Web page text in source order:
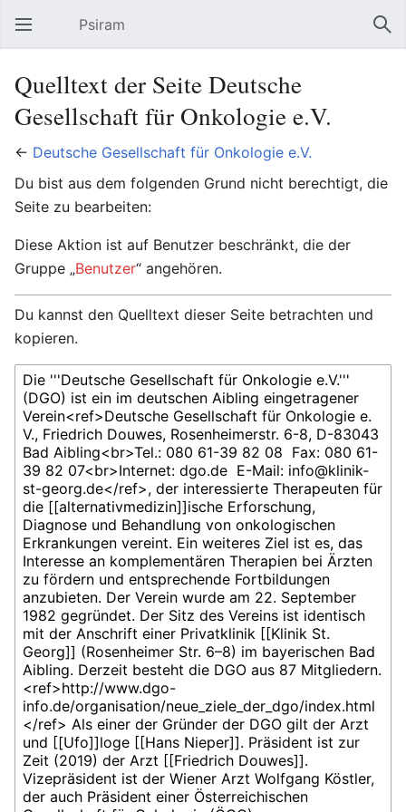
Hauptmenü öffnen Psiram
Quelltext der Seite Deutsche
Gesellschaft für Onkologie e.V.
← Deutsche Gesellschaft für Onkologie e.V.
Du bist aus dem folgenden Grund nicht berechtigt, die
Seite zu bearbeiten:
Diese Aktion ist auf Benutzer beschränkt, die der
Gruppe „Benutzer“ angehören.
Du kannst den Quelltext dieser Seite betrachten und
kopieren.